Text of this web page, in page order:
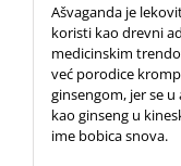
Ašvaganda je
koristi kao drevni
medicinskim
već porodice
ginsengom, jer se
kao ginseng u
ime bobica snova.